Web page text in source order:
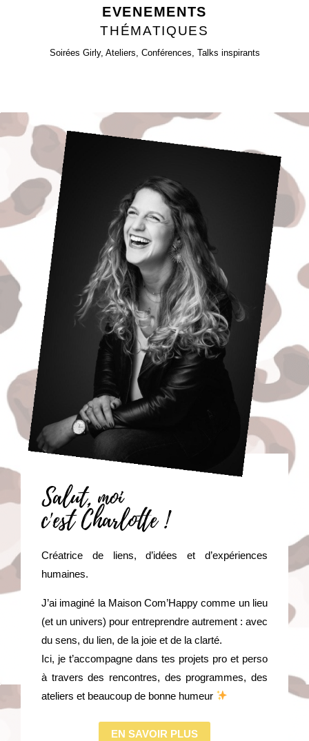
EVENEMENTS
THÉMATIQUES
Soirées Girly, Ateliers, Conférences, Talks inspirants
Salut, moi
c'est Charlotte !
Créatrice de liens, d’idées et d’expériences
humaines.
J’ai imaginé la Maison Com’Happy comme un lieu
(et un univers) pour entreprendre autrement : avec
du sens, du lien, de la joie et de la clarté.
Ici, je t’accompagne dans tes projets pro et perso
à travers des rencontres, des programmes, des
ateliers et beaucoup de bonne humeur
EN SAVOIR PLUS